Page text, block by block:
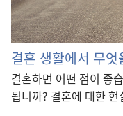
결혼 생활에서 무
결혼하면 어떤 점이 좋
됩니까? 결혼에 대한